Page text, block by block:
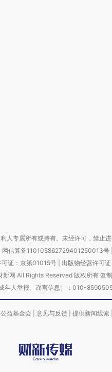
人专属所有或持有。未经许可，禁止
网信算备110105862729401250013号
证：京第01015号| 出版物经营许可
网 All Rights Reserved 版权所有 复
年人举报、谣言信息）：010-
益基金会 意见与反馈 提供新闻线索